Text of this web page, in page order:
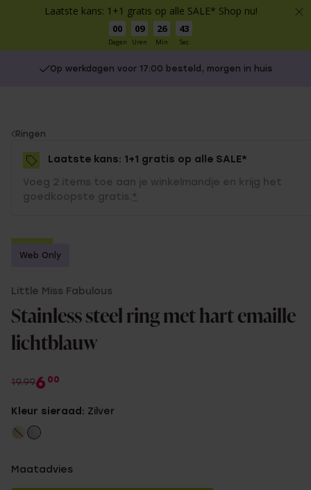
Laatste kans: 1+1 gratis op alle SALE* Shop nu!
00
Dagen
09
Uren
26
Min
43
Sec
Op werkdagen voor 17:00 besteld, morgen in huis
You
are
here:
Ringen
Laatste kans: 1+1 gratis op alle SALE*
Voeg 2 items toe aan je winkelmandje en krijg het
goedkoopste gratis. *
-70%
Web Only
Little Miss Fabulous
Stainless steel ring met hart emaille
lichtblauw
19.996 00
Kleur sieraad: Zilver
Maatadvies